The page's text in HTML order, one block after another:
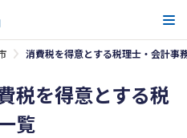
消費税を得意とする税理士・会計事
税を得意とする税
覧